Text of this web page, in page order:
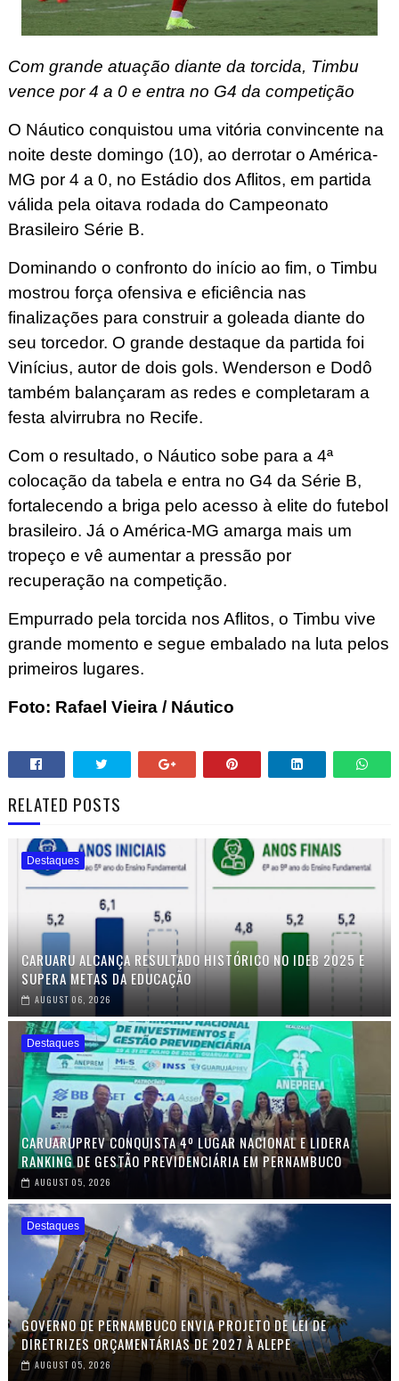
Com grande atuação diante da torcida, Timbu
vence por 4 a 0 e entra no G4 da competição
O Náutico conquistou uma vitória convincente na
noite deste domingo (10), ao derrotar o América-
MG por 4 a 0, no Estádio dos Aflitos, em partida
válida pela oitava rodada do Campeonato
Brasileiro Série B.
Dominando o confronto do início ao fim, o Timbu
mostrou força ofensiva e eficiência nas
finalizações para construir a goleada diante do
seu torcedor. O grande destaque da partida foi
Vinícius, autor de dois gols. Wenderson e Dodô
também balançaram as redes e completaram a
festa alvirrubra no Recife.
Com o resultado, o Náutico sobe para a 4ª
colocação da tabela e entra no G4 da Série B,
fortalecendo a briga pelo acesso à elite do futebol
brasileiro. Já o América-MG amarga mais um
tropeço e vê aumentar a pressão por
recuperação na competição.
Empurrado pela torcida nos Aflitos, o Timbu vive
grande momento e segue embalado na luta pelos
primeiros lugares.
Foto: Rafael Vieira / Náutico
RELATED POSTS
Destaques
CARUARU ALCANÇA RESULTADO HISTÓRICO NO IDEB 2025 E
SUPERA METAS DA EDUCAÇÃO
AUGUST 06, 2026
Destaques
CARUARUPREV CONQUISTA 4º LUGAR NACIONAL E LIDERA
RANKING DE GESTÃO PREVIDENCIÁRIA EM PERNAMBUCO
AUGUST 05, 2026
Destaques
GOVERNO DE PERNAMBUCO ENVIA PROJETO DE LEI DE
DIRETRIZES ORÇAMENTÁRIAS DE 2027 À ALEPE
AUGUST 05, 2026